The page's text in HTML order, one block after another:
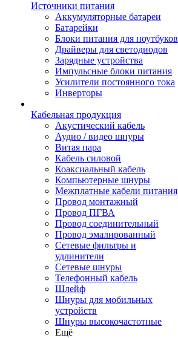
Источники питания
Аккумуляторные батареи
Батарейки
Блоки питания для ноутбуков
Драйверы для светодиодов
Зарядные устройства
Импульсные блоки питания
Усилители постоянного тока
Инверторы
Кабельная продукция
Акустический кабель
Аудио / видео шнуры
Витая пара
Кабель силовой
Коаксиальный кабель
Компьютерные шнуры
Межплатные кабели питания
Провод монтажный
Провод ПГВА
Провод соединительный
Провод эмалированный
Сетевые фильтры и
удлинители
Сетевые шнуры
Телефонный кабель
Шлейф
Шнуры для мобильных
устройств
Шнуры высокочастотные
Ещё